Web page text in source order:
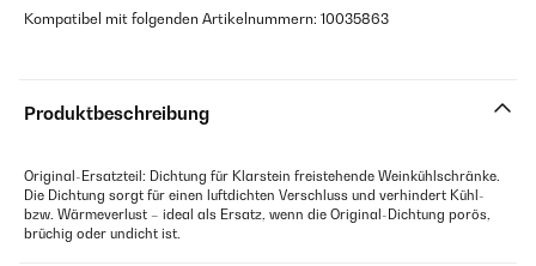
Kompatibel mit folgenden Artikelnummern: 10035863
Produktbeschreibung
Original-Ersatzteil: Dichtung für Klarstein freistehende Weinkühlschränke.
Die Dichtung sorgt für einen luftdichten Verschluss und verhindert Kühl-
bzw. Wärmeverlust – ideal als Ersatz, wenn die Original-Dichtung porös,
brüchig oder undicht ist.